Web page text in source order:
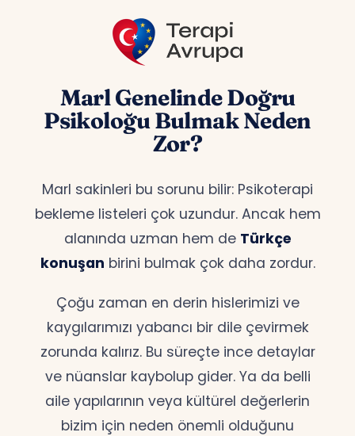
Marl Genelinde Doğru
Psikoloğu Bulmak Neden
Zor?
Marl sakinleri bu sorunu bilir: Psikoterapi
bekleme listeleri çok uzundur. Ancak hem
alanında uzman hem de Türkçe
konuşan birini bulmak çok daha zordur.
Çoğu zaman en derin hislerimizi ve
kaygılarımızı yabancı bir dile çevirmek
zorunda kalırız. Bu süreçte ince detaylar
ve nüanslar kaybolup gider. Ya da belli
aile yapılarının veya kültürel değerlerin
bizim için neden önemli olduğunu